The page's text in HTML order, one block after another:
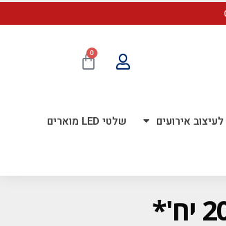
0
לעיצוב אירועים שלטי LED מוארים